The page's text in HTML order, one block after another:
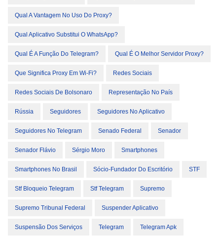
Qual A Vantagem No Uso Do Proxy?
Qual Aplicativo Substitui O WhatsApp?
Qual É A Função Do Telegram? Qual É O Melhor Servidor Proxy?
Que Significa Proxy Em Wi-Fi? Redes Sociais
Redes Sociais De Bolsonaro Representação No País
Rússia Seguidores Seguidores No Aplicativo
Seguidores No Telegram Senado Federal Senador
Senador Flávio Sérgio Moro Smartphones
Smartphones No Brasil Sócio-Fundador Do Escritório STF
Stf Bloqueio Telegram Stf Telegram Supremo
Supremo Tribunal Federal Suspender Aplicativo
Suspensão Dos Serviços Telegram Telegram Apk